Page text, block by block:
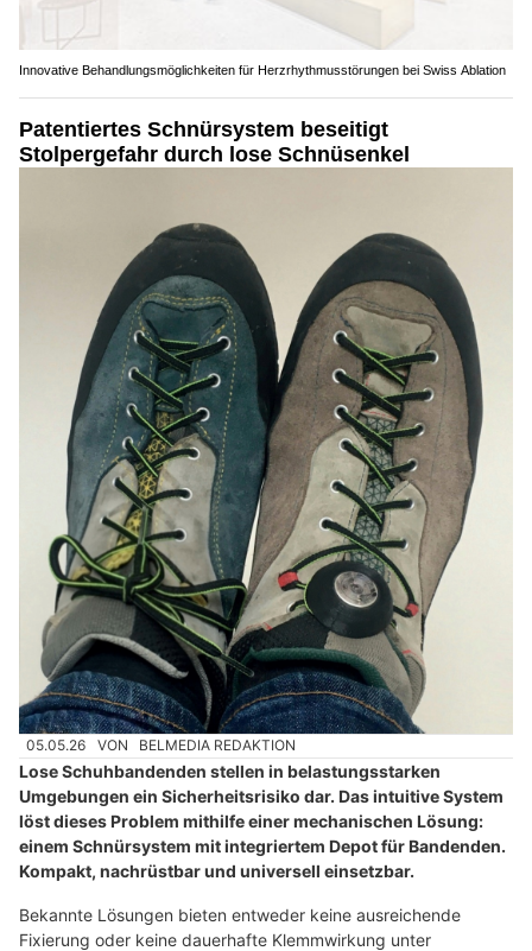
Innovative Behandlungsmöglichkeiten für Herzrhythmusstörungen bei Swiss Ablation
Patentiertes Schnürsystem beseitigt
Stolpergefahr durch lose Schnüsenkel
05.05.26 VON BELMEDIA REDAKTION
Lose Schuhbandenden stellen in belastungsstarken
Umgebungen ein Sicherheitsrisiko dar. Das intuitive System
löst dieses Problem mithilfe einer mechanischen Lösung:
einem Schnürsystem mit integriertem Depot für Bandenden.
Kompakt, nachrüstbar und universell einsetzbar.
Bekannte Lösungen bieten entweder keine ausreichende
Fixierung oder keine dauerhafte Klemmwirkung unter